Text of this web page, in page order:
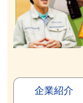
企業紹介